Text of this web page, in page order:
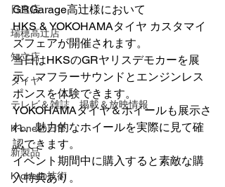
日進店
瑞穂高辻店
知立店
タイヤ
テレビ＆雑誌 掲載＆放映情報
K-oneの日常
新製品
K-oneの技術
GRGarage高辻様において
HKS & YOKOHAMAタイヤ カスタマイ
ズフェアが開催されます。
当日はHKSのGRヤリスデモカーを展
示。マフラーサウンドとエンジンレス
ポンスを体験できます。
YOKOHAMAタイヤ＆ホイールも展示さ
れ、魅力的なホイールを実際に見て確
認できます。
イベント期間中に購入すると素敵な購
入特典あり。